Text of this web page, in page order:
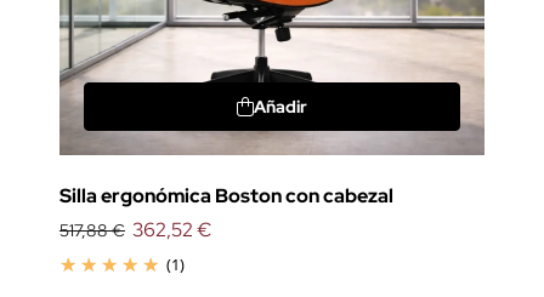
Añadir
Silla ergonómica Boston con cabezal
517,88 €
(1)
362,52 €